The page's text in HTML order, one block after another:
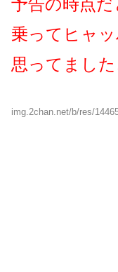
予告の時点
乗ってヒャ
思ってまし
img.2chan.net/b/res/